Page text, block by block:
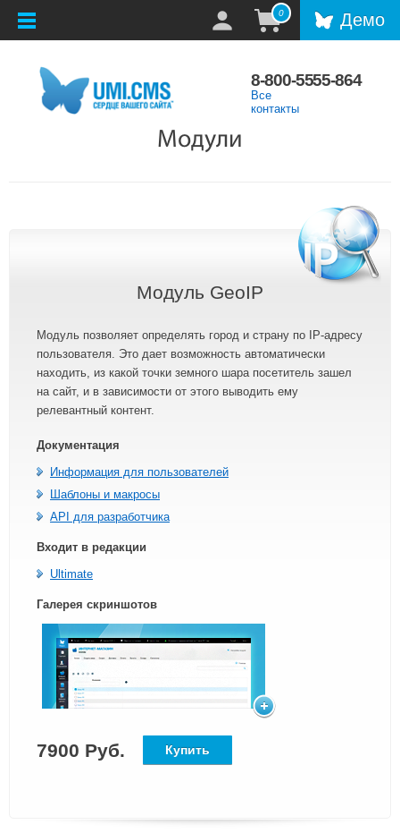
0 Демо
8-800-5555-864
Все
контакты
Модули
Модуль GeoIP
Модуль позволяет определять город и страну по IP-адресу
пользователя. Это дает возможность автоматически
находить, из какой точки земного шара посетитель зашел
на сайт, и в зависимости от этого выводить ему
релевантный контент.
Документация
Информация для пользователей
Шаблоны и макросы
API для разработчика
Входит в редакции
Ultimate
Галерея скриншотов
7900 Руб. Купить